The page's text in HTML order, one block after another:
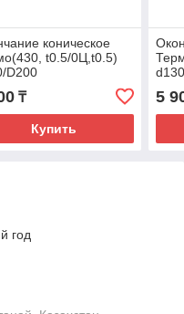
коническое
t0.5/0Ц,t0.5)
D200
₸
Купить
5
год